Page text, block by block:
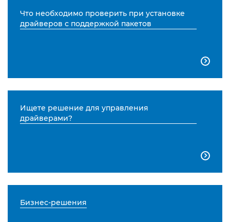
Что необходимо проверить при установке
драйверов с поддержкой пакетов

Ищете решение для управления
драйверами?

Бизнес-решения